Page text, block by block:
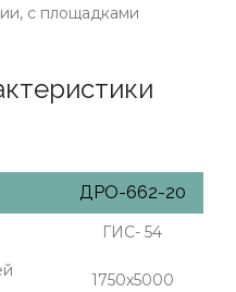
с площадками
ДРО-662-20
ГИС- 54
1750х5000